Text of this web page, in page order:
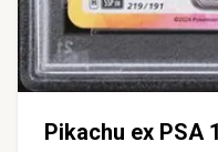
Pikachu ex PSA